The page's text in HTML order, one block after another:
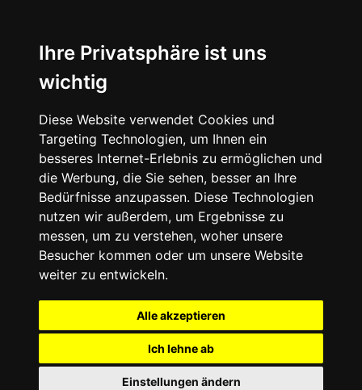
Ihre Privatsphäre ist uns
wichtig
Diese Website verwendet Cookies und
Targeting Technologien, um Ihnen ein
besseres Internet-Erlebnis zu ermöglichen und
die Werbung, die Sie sehen, besser an Ihre
Bedürfnisse anzupassen. Diese Technologien
nutzen wir außerdem, um Ergebnisse zu
messen, um zu verstehen, woher unsere
Besucher kommen oder um unsere Website
weiter zu entwickeln.
Alle akzeptieren
Ich lehne ab
Einstellungen ändern